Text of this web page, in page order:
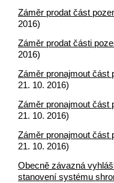
Záměr prodat část
2016)
Záměr prodat části
2016)
Záměr pronajmout
21. 10. 2016)
Záměr pronajmout část
21. 10. 2016)
Záměr pronajmout část
21. 10. 2016)
Obecně závazná
stanovení systému